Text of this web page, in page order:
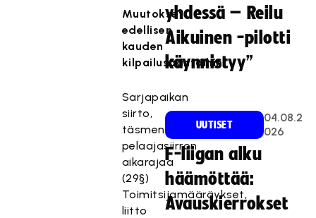
Muutokset
edellisen
kauden
kilpailusääntöihin:
Sarjapaikan
siirto,
täsmennetty
pelaajasiirron
aikarajaa
(29§)
Toimitsijamääräykset,
liitto
yhdessä – Reilu
Aikuinen -pilotti
käynnistyy”
UUTISET
04.08.2
026
F-liigan alku
häämöttää:
Avauskierrokset